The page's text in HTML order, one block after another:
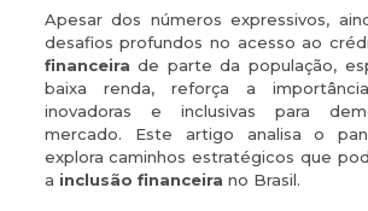
Apesar dos números expressivos,
desafios profundos no acesso ao
financeira de parte da população,
baixa renda, reforça a
inovadoras e inclusivas para
mercado. Este artigo analisa o
explora caminhos estratégicos que
a inclusão financeira no Brasil.